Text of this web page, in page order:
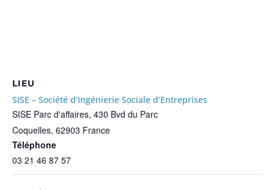
LIEU
SISE – Société d’Ingénierie Sociale d’Entreprises
SISE Parc d'affaires, 430 Bvd du Parc
Coquelles, 62903 France
Téléphone
03 21 46 87 57